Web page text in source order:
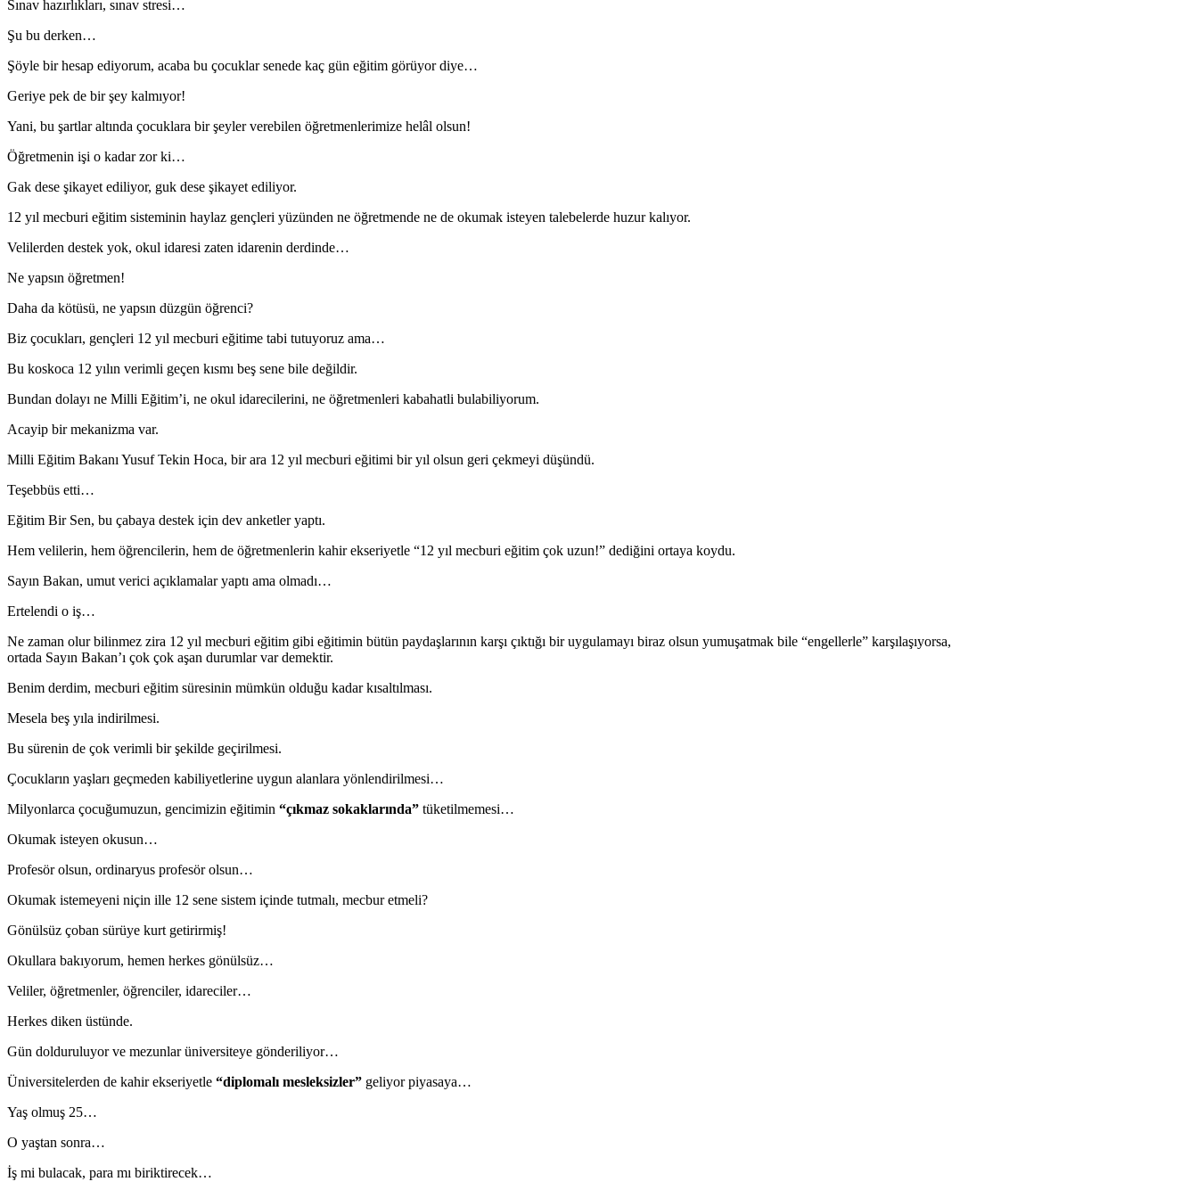
Sınav hazırlıkları, sınav stresi…
Şu bu derken…
Şöyle bir hesap ediyorum, acaba bu çocuklar senede kaç gün eğitim görüyor diye…
Geriye pek de bir şey kalmıyor!
Yani, bu şartlar altında çocuklara bir şeyler verebilen öğretmenlerimize helâl olsun!
Öğretmenin işi o kadar zor ki…
Gak dese şikayet ediliyor, guk dese şikayet ediliyor.
12 yıl mecburi eğitim sisteminin haylaz gençleri yüzünden ne öğretmende ne de okumak isteyen talebelerde huzur kalıyor.
Velilerden destek yok, okul idaresi zaten idarenin derdinde…
Ne yapsın öğretmen!
Daha da kötüsü, ne yapsın düzgün öğrenci?
Biz çocukları, gençleri 12 yıl mecburi eğitime tabi tutuyoruz ama…
Bu koskoca 12 yılın verimli geçen kısmı beş sene bile değildir.
Bundan dolayı ne Milli Eğitim’i, ne okul idarecilerini, ne öğretmenleri kabahatli bulabiliyorum.
Acayip bir mekanizma var.
Milli Eğitim Bakanı Yusuf Tekin Hoca, bir ara 12 yıl mecburi eğitimi bir yıl olsun geri çekmeyi düşündü.
Teşebbüs etti…
Eğitim Bir Sen, bu çabaya destek için dev anketler yaptı.
Hem velilerin, hem öğrencilerin, hem de öğretmenlerin kahir ekseriyetle “12 yıl mecburi eğitim çok uzun!” dediğini ortaya koydu.
Sayın Bakan, umut verici açıklamalar yaptı ama olmadı…
Ertelendi o iş…
Ne zaman olur bilinmez zira 12 yıl mecburi eğitim gibi eğitimin bütün paydaşlarının karşı çıktığı bir uygulamayı biraz olsun yumuşatmak bile “engellerle” karşılaşıyorsa,
ortada Sayın Bakan’ı çok çok aşan durumlar var demektir.
Benim derdim, mecburi eğitim süresinin mümkün olduğu kadar kısaltılması.
Mesela beş yıla indirilmesi.
Bu sürenin de çok verimli bir şekilde geçirilmesi.
Çocukların yaşları geçmeden kabiliyetlerine uygun alanlara yönlendirilmesi…
Milyonlarca çocuğumuzun, gencimizin eğitimin “çıkmaz sokaklarında” tüketilmemesi…
Okumak isteyen okusun…
Profesör olsun, ordinaryus profesör olsun…
Okumak istemeyeni niçin ille 12 sene sistem içinde tutmalı, mecbur etmeli?
Gönülsüz çoban sürüye kurt getirirmiş!
Okullara bakıyorum, hemen herkes gönülsüz…
Veliler, öğretmenler, öğrenciler, idareciler…
Herkes diken üstünde.
Gün dolduruluyor ve mezunlar üniversiteye gönderiliyor…
Üniversitelerden de kahir ekseriyetle “diplomalı mesleksizler” geliyor piyasaya…
Yaş olmuş 25…
O yaştan sonra…
İş mi bulacak, para mı biriktirecek…